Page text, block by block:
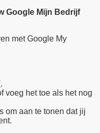
Google Mijn Bedrijf
.
voeg het toe als het nog
om aan te tonen dat jij